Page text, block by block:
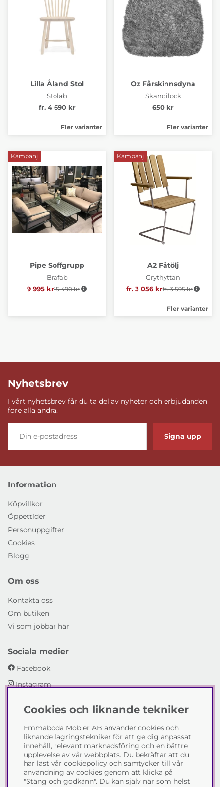
Lilla Åland Stol
Stolab
fr. 4 690 kr
Fler varianter
Oz Fårskinnsdyna
Skandilock
650 kr
Fler varianter
Kampanj
Pipe Soffgrupp
Brafab
9 995 kr Ordinarie pris:
15 490 kr
Kampanj
A2 Fåtölj
Grythyttan
fr. 3 056 krOrdinarie pris:
fr. 3 595 kr
Fler varianter
Nyhetsbrev
I vårt nyhetsbrev får du ta del av nyheter och erbjudanden
före alla andra.
Signa upp
Information
Köpvillkor
Öppettider
Personuppgifter
Cookies
Blogg
Om oss
Kontakta oss
Om butiken
Vi som jobbar här
Sociala medier
Facebook
Instagram
Emmaboda Möbler AB
I fyra generationer har vi hjälpt människor att möblera
sina hem och uppfylla sina inredningsdrömmar med
möbeldesign av högsta kvalitet. Vi vill hjälpa just dig att
skapa ditt drömhem - kontakta gärna oss och berätta
hur vi kan hjälpa dig.
Cookies och liknande tekniker
Emmaboda Möbler AB använder cookies och
liknande lagringstekniker för att ge dig anpassat
innehåll, relevant marknadsföring och en bättre
upplevelse av vår webbplats. Du bekräftar att du
har läst vår cookiepolicy och samtycker till vår
användning av cookies genom att klicka på
"Stäng och godkänn". Du kan själv när som helst